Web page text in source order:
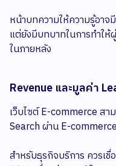
หน้าบทความให้ความรู้อาจ
แต่ยังมีบทบาทในการทำใ
ในภายหลัง
Revenue และมูลค่า
เว็บไซต์ E-commerce สา
Search ผ่าน E-
สำหรับธุรกิจบริการ ควรเ